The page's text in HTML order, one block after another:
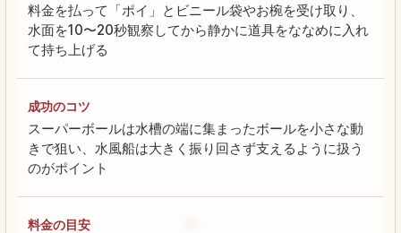
料金を払って「ポイ」とビニール袋やお椀を受け取り、
水面を10〜20秒観察してから静かに道具をななめに入れ
て持ち上げる
成功のコツ
スーパーボールは水槽の端に集まったボールを小さな動
きで狙い、水風船は大きく振り回さず支えるように扱う
のがポイント
料金の目安